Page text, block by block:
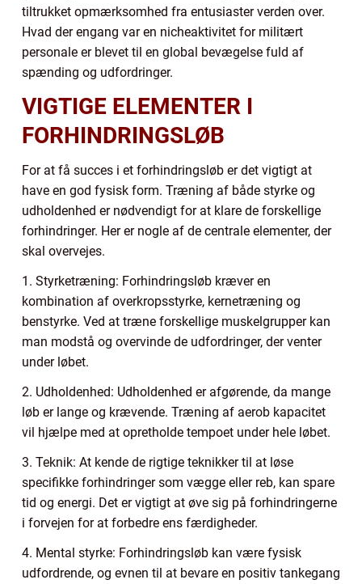
tiltrukket opmærksomhed fra entusiaster verden over.
Hvad der engang var en nicheaktivitet for militært
personale er blevet til en global bevægelse fuld af
spænding og udfordringer.
VIGTIGE ELEMENTER I
FORHINDRINGSLØB
For at få succes i et forhindringsløb er det vigtigt at
have en god fysisk form. Træning af både styrke og
udholdenhed er nødvendigt for at klare de forskellige
forhindringer. Her er nogle af de centrale elementer, der
skal overvejes.
1. Styrketræning: Forhindringsløb kræver en
kombination af overkropsstyrke, kernetræning og
benstyrke. Ved at træne forskellige muskelgrupper kan
man modstå og overvinde de udfordringer, der venter
under løbet.
2. Udholdenhed: Udholdenhed er afgørende, da mange
løb er lange og krævende. Træning af aerob kapacitet
vil hjælpe med at opretholde tempoet under hele løbet.
3. Teknik: At kende de rigtige teknikker til at løse
specifikke forhindringer som vægge eller reb, kan spare
tid og energi. Det er vigtigt at øve sig på forhindringerne
i forvejen for at forbedre ens færdigheder.
4. Mental styrke: Forhindringsløb kan være fysisk
udfordrende, og evnen til at bevare en positiv tankegang